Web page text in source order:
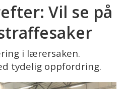
Vil se på
i lærersaken.
tydelig oppfordring.